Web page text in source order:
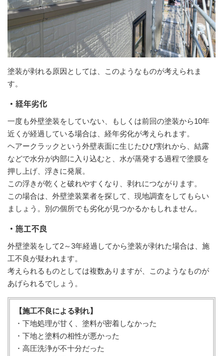
塗装が剥れる原因としては、このようなものが考えられま
す。
・経年劣化
一度も外壁塗装をしていない、もしくは前回の塗装から10年
近くが経過している場合は、経年劣化が考えられます。
ヘアークラックという外壁表面に生じたひび割れから、結露
などで水分が内部に入り込むと、水が蒸発する過程で塗膜を
押し上げ、浮きに発展。
この浮きが乾くと破れやすくなり、剥れにつながります。
この場合は、外壁塗装業者を探して、現地調査をしてもらい
ましょう。別の個所でも劣化が見つかるかもしれません。
・施工不良
外壁塗装をして2～3年経過してから塗装が剥れた場合は、施
工不良が疑われます。
考えられるものとしては複数ありますが、このようなものが
あげられるでしょう。
【施工不良による剥れ】
・下地処理が甘く、塗料が密着しなかった
・下地と塗料の相性が悪かった
・高圧洗浄が不十分だった